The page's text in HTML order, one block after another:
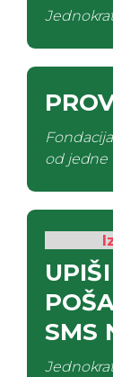
od jedne
UPIŠI
SMS